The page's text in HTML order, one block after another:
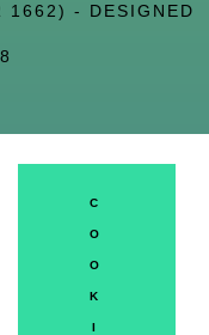
1662) - DESIGNED
C
O
O
K
I